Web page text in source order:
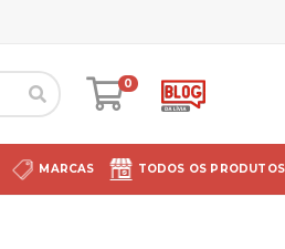
0
MARCAS TODOS OS PRODUTOS